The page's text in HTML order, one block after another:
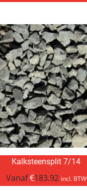
Kalksteensplit 7/14
Vanaf€183.92 incl. BTW